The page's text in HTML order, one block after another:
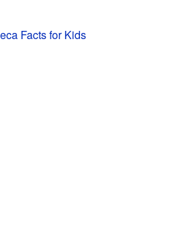
Facts for Kids